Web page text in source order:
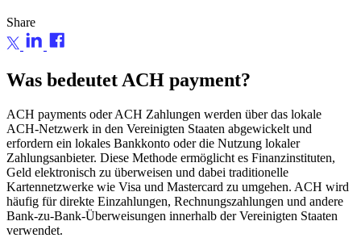
Share
Was bedeutet ACH payment?
ACH payments oder ACH Zahlungen werden über das lokale
ACH-Netzwerk in den Vereinigten Staaten abgewickelt und
erfordern ein lokales Bankkonto oder die Nutzung lokaler
Zahlungsanbieter. Diese Methode ermöglicht es Finanzinstituten,
Geld elektronisch zu überweisen und dabei traditionelle
Kartennetzwerke wie Visa und Mastercard zu umgehen. ACH wird
häufig für direkte Einzahlungen, Rechnungszahlungen und andere
Bank-zu-Bank-Überweisungen innerhalb der Vereinigten Staaten
verwendet.